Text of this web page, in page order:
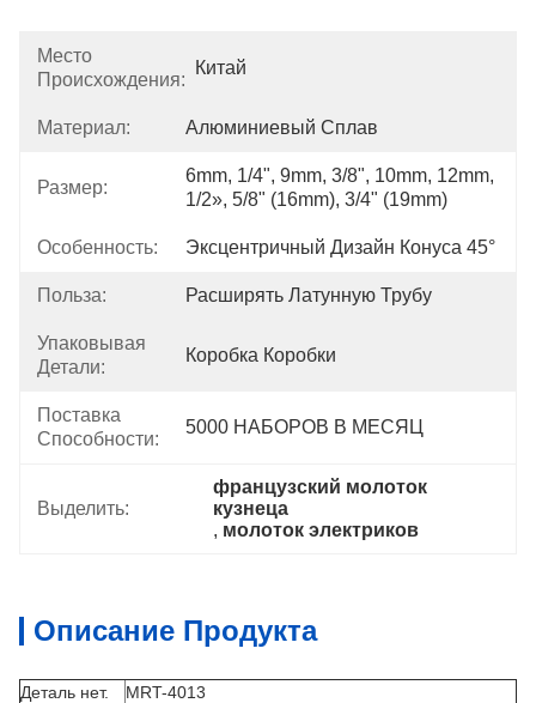
Место
Происхождения:
Китай
Материал: Алюминиевый Сплав
Размер:
6mm, 1/4", 9mm, 3/8", 10mm, 12mm,
1/2», 5/8" (16mm), 3/4" (19mm)
Особенность: Эксцентричный Дизайн Конуса 45°
Польза: Расширять Латунную Трубу
Упаковывая
Детали:
Коробка Коробки
Поставка
Способности:
5000 НАБОРОВ В МЕСЯЦ
Выделить:
французский молоток
кузнеца
, молоток электриков
Описание Продукта
Деталь нет.
MRT-4013